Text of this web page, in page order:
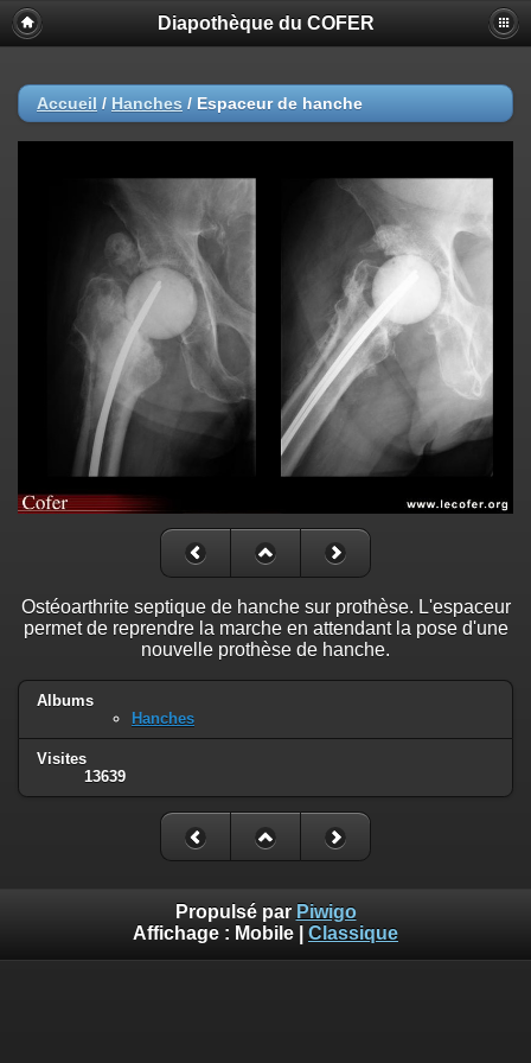
Diapothèque du COFER
Accueil / Hanches / Espaceur de hanche
Ostéoarthrite septique de hanche sur prothèse. L'espaceur
permet de reprendre la marche en attendant la pose d'une
nouvelle prothèse de hanche.
Albums
Hanches
Visites
13639
Propulsé par Piwigo
Affichage : Mobile Classique